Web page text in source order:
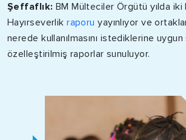
Şeffaflık: BM Mülteciler Örgütü yılda iki
Hayırseverlikraporu yayınlıyor ve
nerede kullanılmasını istediklerine
özelleştirilmiş raporlar sunuluyor.